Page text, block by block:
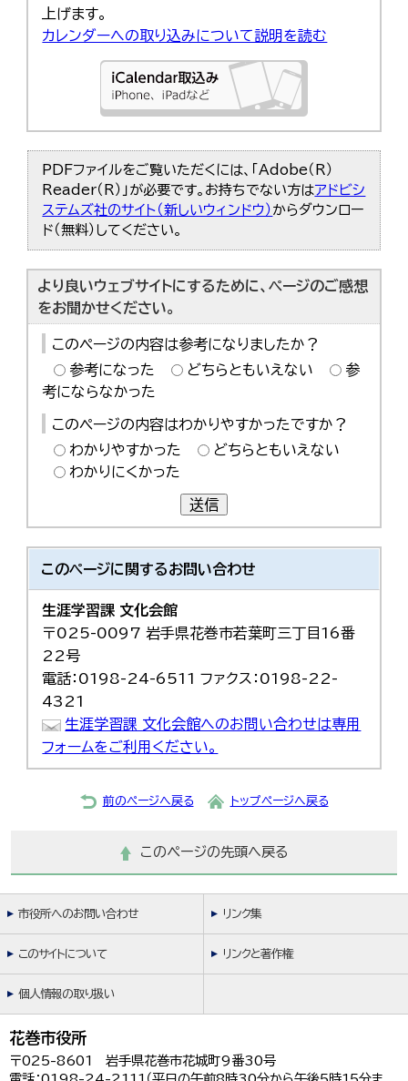
上げます。
カレンダーへの取り込みについて説明を読む
PDFファイルをご覧いただくには、「Adobe（R）
Reader（R）」が必要です。お持ちでない方はアドビシ
ステムズ社のサイト（新しいウィンドウ） からダウンロー
ド（無料）してください。
より良いウェブサイトにするために、ページのご感想
をお聞かせください。
このページの内容は参考になりましたか？
参考になった
どちらともいえない
参
考にならなかった
このページの内容はわかりやすかったですか？
わかりやすかった
どちらともいえない
わかりにくかった
送信
このページに関するお問い合わせ
生涯学習課 文化会館
〒025-0097 岩手県花巻市若葉町三丁目16番
22号
電話：0198-24-6511 ファクス：0198-22-
4321
生涯学習課 文化会館へのお問い合わせは専用
フォームをご利用ください。
前のページへ戻る トップページへ戻る
このページの先頭へ戻る
市役所へのお問い合わせ リンク集
このサイトについて リンクと著作権
個人情報の取り扱い
花巻市役所
〒025-8601 岩手県花巻市花城町9番30号